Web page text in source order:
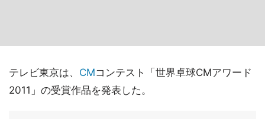
テレビ東京は、 CMコンテスト「世界卓球CMアワード
2011」の受賞作品を発表した。